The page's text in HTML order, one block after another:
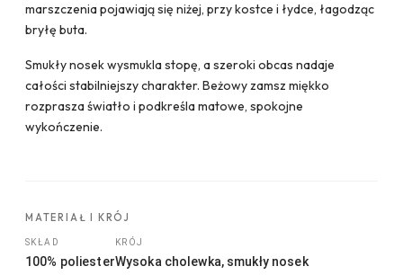
marszczenia pojawiają się niżej, przy kostce i łydce, łagodząc
bryłę buta.
Smukły nosek wysmukla stopę, a szeroki obcas nadaje
całości stabilniejszy charakter. Beżowy zamsz miękko
rozprasza światło i podkreśla matowe, spokojne
wykończenie.
MATERIAŁ I KRÓJ
SKŁAD
100% poliester
KRÓJ
Wysoka cholewka, smukły nosek